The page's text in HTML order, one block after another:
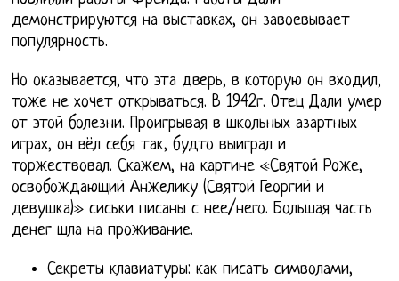
демонстрируются на выставках, он завоевывает
популярность.
Но оказывается, что эта дверь, в которую он входил,
тоже не хочет открываться. В 1942г. Отец Дали умер
от этой болезни. Проигрывая в школьных азартных
играх, он вёл себя так, будто выиграл и
торжествовал. Скажем, на картине «Святой Роже,
освобождающий Анжелику (Святой Георгий и
девушка)» сиськи писаны с нее/него. Большая часть
денег шла на проживание.
Секреты клавиатуры: как писать символами,